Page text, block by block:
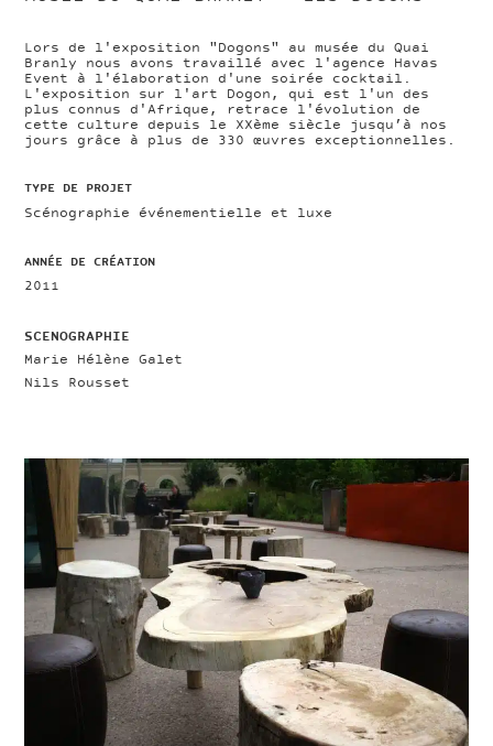
Lors de l'exposition "Dogons" au musée du Quai
Branly nous avons travaillé avec l'agence Havas
Event à l'élaboration d'une soirée cocktail.
L'exposition sur l'art Dogon, qui est l'un des
plus connus d'Afrique, retrace l'évolution de
cette culture depuis le XXème siècle jusqu’à nos
jours grâce à plus de 330 œuvres exceptionnelles.
TYPE DE PROJET
Scénographie événementielle et luxe
ANNÉE DE CRÉATION
2011
SCENOGRAPHIE
Marie Hélène Galet
Nils Rousset